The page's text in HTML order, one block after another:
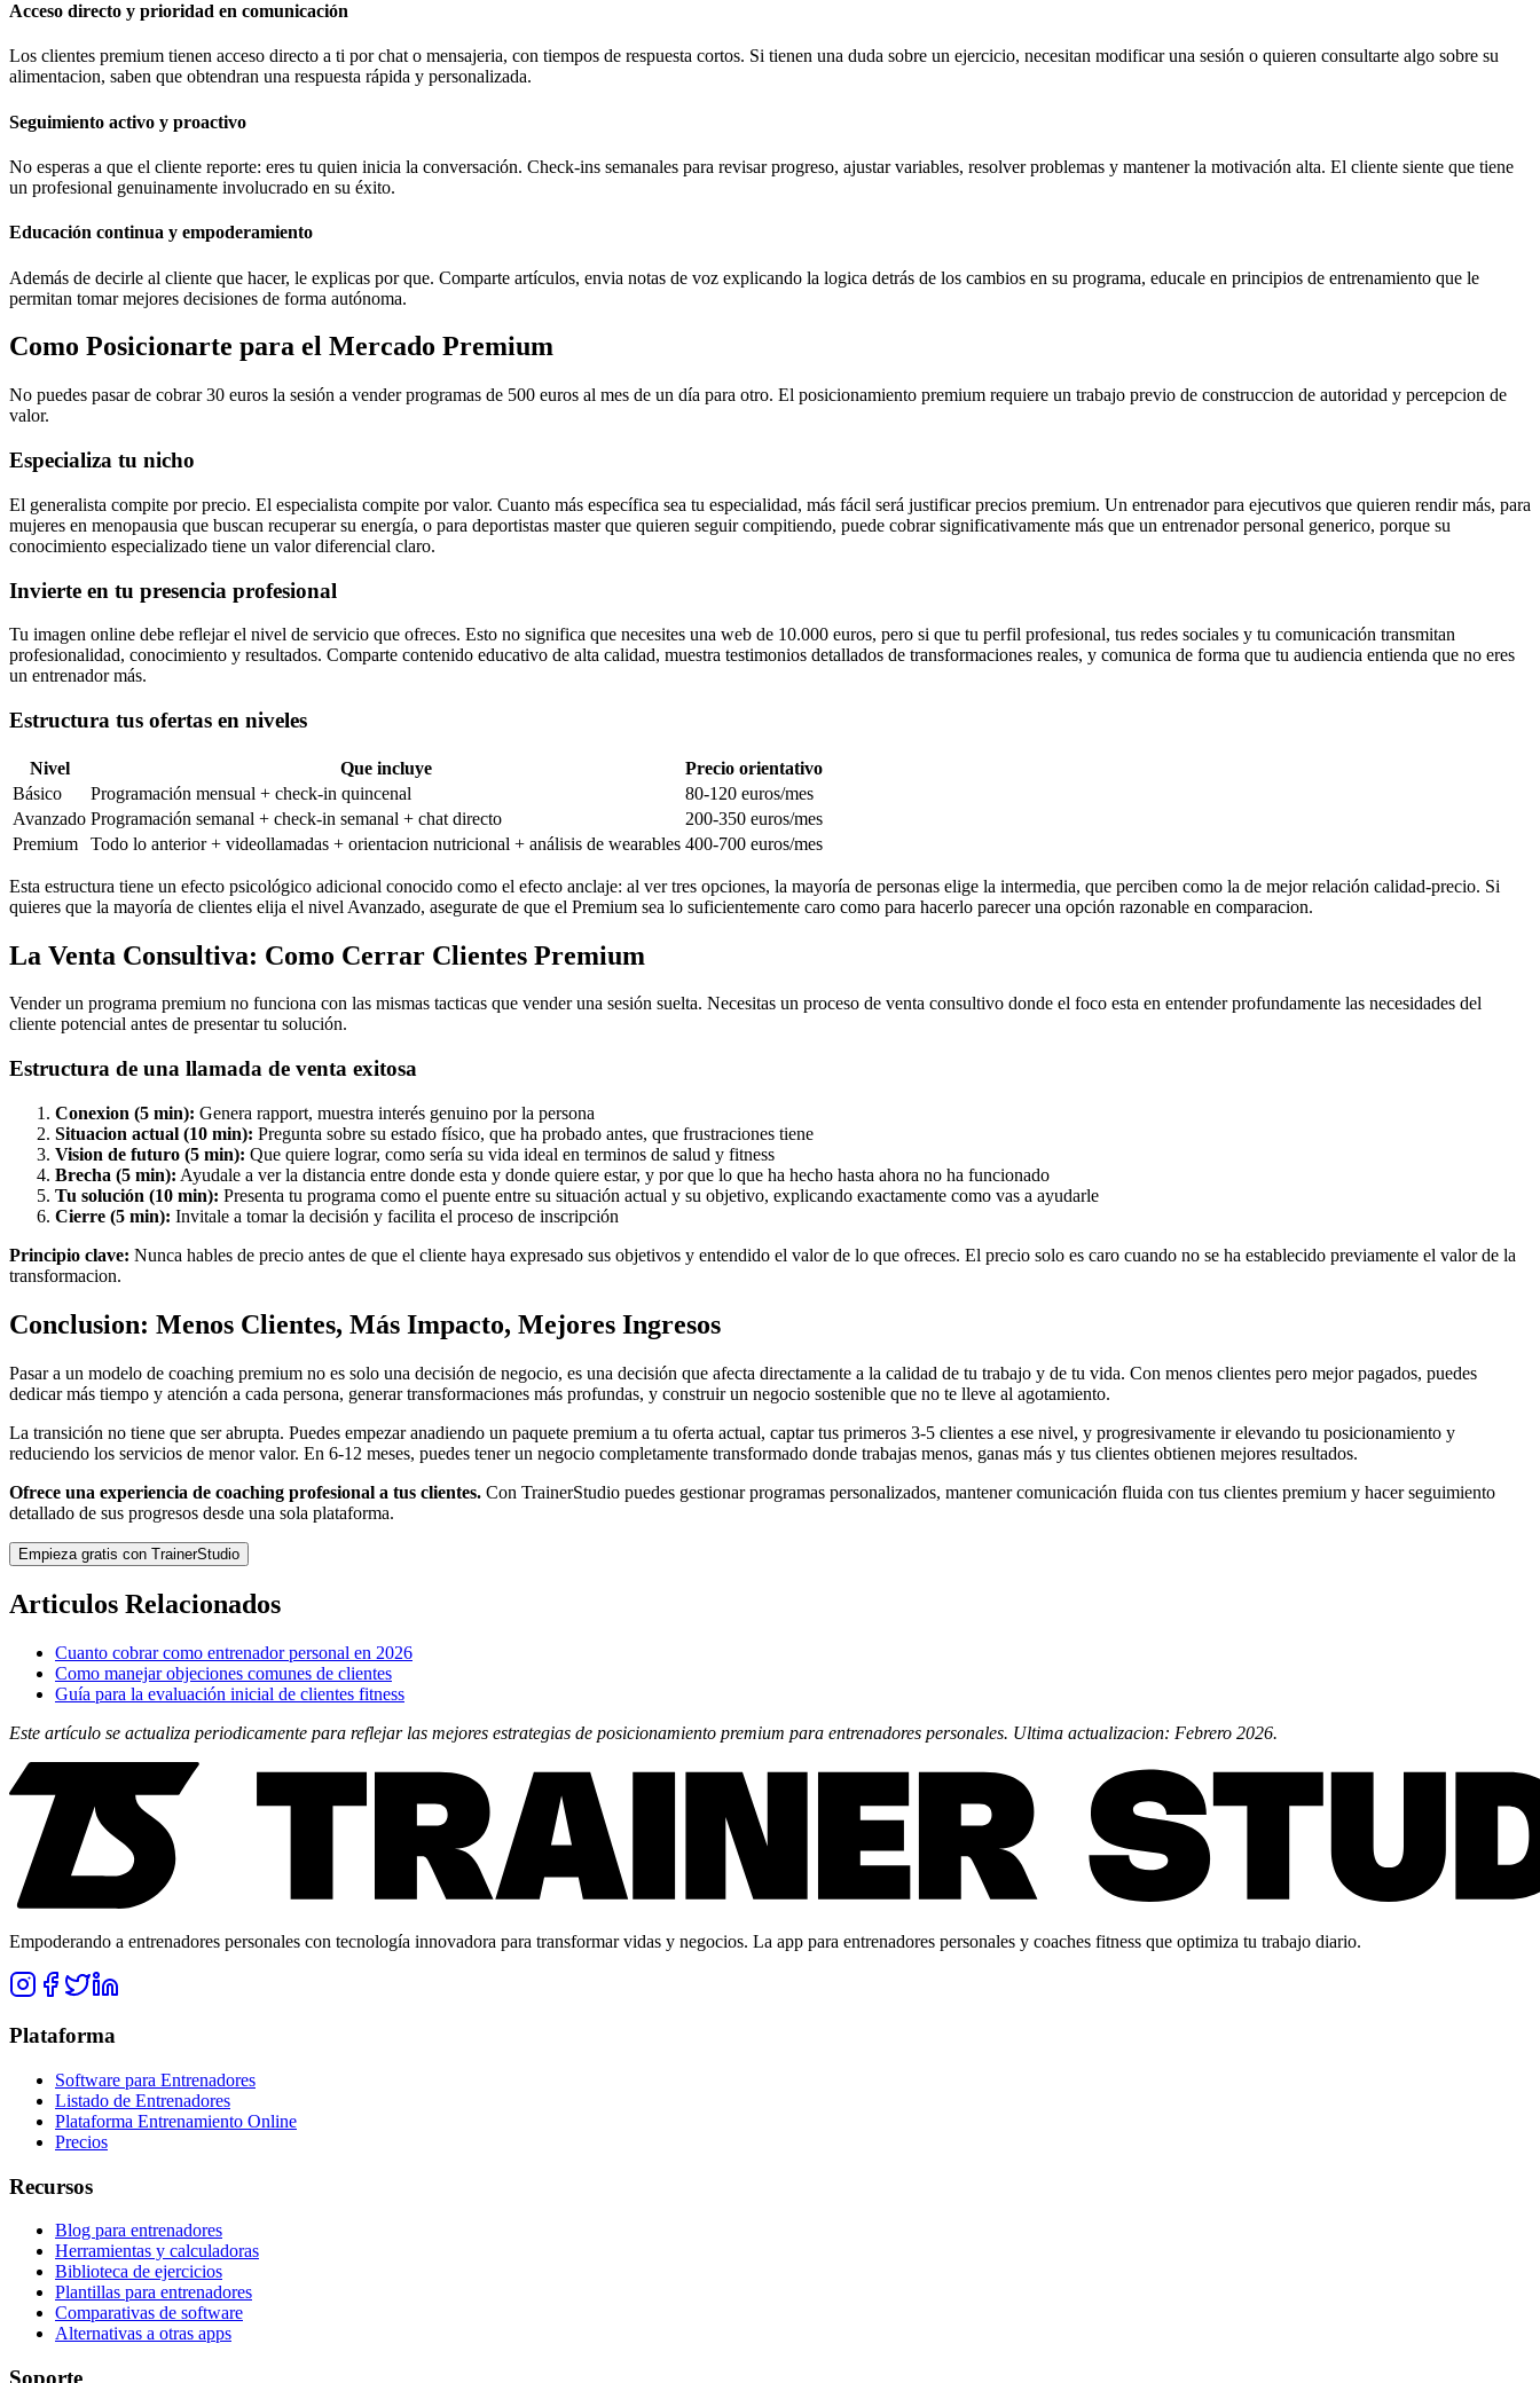
Acceso directo y prioridad en comunicación
Los clientes premium tienen acceso directo a ti por chat o mensajeria, con tiempos de respuesta cortos. Si tienen una duda sobre un ejercicio, necesitan modificar una sesión o quieren consultarte algo sobre su
alimentacion, saben que obtendran una respuesta rápida y personalizada.
Seguimiento activo y proactivo
No esperas a que el cliente reporte: eres tu quien inicia la conversación. Check-ins semanales para revisar progreso, ajustar variables, resolver problemas y mantener la motivación alta. El cliente siente que tiene
un profesional genuinamente involucrado en su éxito.
Educación continua y empoderamiento
Además de decirle al cliente que hacer, le explicas por que. Comparte artículos, envia notas de voz explicando la logica detrás de los cambios en su programa, educale en principios de entrenamiento que le
permitan tomar mejores decisiones de forma autónoma.
Como Posicionarte para el Mercado Premium
No puedes pasar de cobrar 30 euros la sesión a vender programas de 500 euros al mes de un día para otro. El posicionamiento premium requiere un trabajo previo de construccion de autoridad y percepcion de
valor.
Especializa tu nicho
El generalista compite por precio. El especialista compite por valor. Cuanto más específica sea tu especialidad, más fácil será justificar precios premium. Un entrenador para ejecutivos que quieren rendir más, para
mujeres en menopausia que buscan recuperar su energía, o para deportistas master que quieren seguir compitiendo, puede cobrar significativamente más que un entrenador personal generico, porque su
conocimiento especializado tiene un valor diferencial claro.
Invierte en tu presencia profesional
Tu imagen online debe reflejar el nivel de servicio que ofreces. Esto no significa que necesites una web de 10.000 euros, pero si que tu perfil profesional, tus redes sociales y tu comunicación transmitan
profesionalidad, conocimiento y resultados. Comparte contenido educativo de alta calidad, muestra testimonios detallados de transformaciones reales, y comunica de forma que tu audiencia entienda que no eres
un entrenador más.
Estructura tus ofertas en niveles
Nivel Que incluye
Precio orientativo
Básico
Programación mensual + check-in quincenal
80-120 euros/mes
Avanzado Programación semanal + check-in semanal + chat directo
200-350 euros/mes
Premium
Todo lo anterior + videollamadas + orientacion nutricional + análisis de wearables 400-700 euros/mes
Esta estructura tiene un efecto psicológico adicional conocido como el efecto anclaje: al ver tres opciones, la mayoría de personas elige la intermedia, que perciben como la de mejor relación calidad-precio. Si
quieres que la mayoría de clientes elija el nivel Avanzado, asegurate de que el Premium sea lo suficientemente caro como para hacerlo parecer una opción razonable en comparacion.
La Venta Consultiva: Como Cerrar Clientes Premium
Vender un programa premium no funciona con las mismas tacticas que vender una sesión suelta. Necesitas un proceso de venta consultivo donde el foco esta en entender profundamente las necesidades del
cliente potencial antes de presentar tu solución.
Estructura de una llamada de venta exitosa
Conexion (5 min): Genera rapport, muestra interés genuino por la persona
Situacion actual (10 min): Pregunta sobre su estado físico, que ha probado antes, que frustraciones tiene
Vision de futuro (5 min): Que quiere lograr, como sería su vida ideal en terminos de salud y fitness
Brecha (5 min): Ayudale a ver la distancia entre donde esta y donde quiere estar, y por que lo que ha hecho hasta ahora no ha funcionado
Tu solución (10 min): Presenta tu programa como el puente entre su situación actual y su objetivo, explicando exactamente como vas a ayudarle
Cierre (5 min): Invitale a tomar la decisión y facilita el proceso de inscripción
Principio clave: Nunca hables de precio antes de que el cliente haya expresado sus objetivos y entendido el valor de lo que ofreces. El precio solo es caro cuando no se ha establecido previamente el valor de la
transformacion.
Conclusion: Menos Clientes, Más Impacto, Mejores Ingresos
Pasar a un modelo de coaching premium no es solo una decisión de negocio, es una decisión que afecta directamente a la calidad de tu trabajo y de tu vida. Con menos clientes pero mejor pagados, puedes
dedicar más tiempo y atención a cada persona, generar transformaciones más profundas, y construir un negocio sostenible que no te lleve al agotamiento.
La transición no tiene que ser abrupta. Puedes empezar anadiendo un paquete premium a tu oferta actual, captar tus primeros 3-5 clientes a ese nivel, y progresivamente ir elevando tu posicionamiento y
reduciendo los servicios de menor valor. En 6-12 meses, puedes tener un negocio completamente transformado donde trabajas menos, ganas más y tus clientes obtienen mejores resultados.
Ofrece una experiencia de coaching profesional a tus clientes. Con TrainerStudio puedes gestionar programas personalizados, mantener comunicación fluida con tus clientes premium y hacer seguimiento
detallado de sus progresos desde una sola plataforma.
Empieza gratis con TrainerStudio
Articulos Relacionados
Cuanto cobrar como entrenador personal en 2026
Como manejar objeciones comunes de clientes
Guía para la evaluación inicial de clientes fitness
Este artículo se actualiza periodicamente para reflejar las mejores estrategias de posicionamiento premium para entrenadores personales. Ultima actualizacion: Febrero 2026.
Empoderando a entrenadores personales con tecnología innovadora para transformar vidas y negocios. La app para entrenadores personales y coaches fitness que optimiza tu trabajo diario.
Plataforma
Software para Entrenadores
Listado de Entrenadores
Plataforma Entrenamiento Online
Precios
Recursos
Blog para entrenadores
Herramientas y calculadoras
Biblioteca de ejercicios
Plantillas para entrenadores
Comparativas de software
Alternativas a otras apps
Soporte